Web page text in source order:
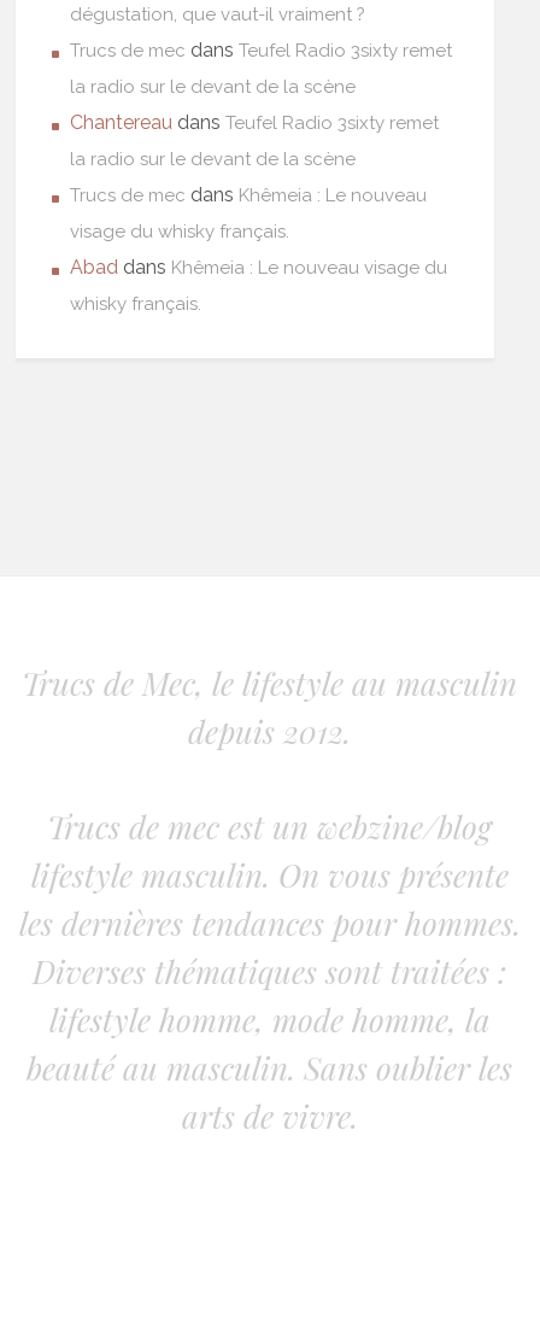
dégustation, que vaut-il vraiment ?
Trucs de mec dansTeufel Radio 3sixty remet
la radio sur le devant de la scène
Chantereau dansTeufel Radio 3sixty remet
la radio sur le devant de la scène
Trucs de mec dans Khêmeia : Le nouveau
visage du whisky français.
Abad dans Khêmeia : Le nouveau visage du
whisky français.
Trucs de Mec, le lifestyle au masculin
depuis 2012.
Trucs de mec est un webzine/blog
lifestyle masculin. On vous présente
les dernières tendances pour hommes.
Diverses thématiques sont traitées :
lifestyle homme, mode homme, la
beauté au masculin. Sans oublier les
arts de vivre.